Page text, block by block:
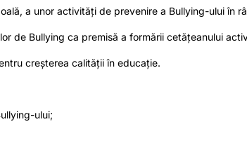
a unor activități de prevenire a Bullying-ului în
de Bullying ca premisă a formării cetățeanului
creșterea calității în educație.
ului;